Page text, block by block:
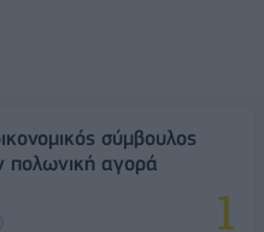
σύμβουλος
πολωνική αγορά